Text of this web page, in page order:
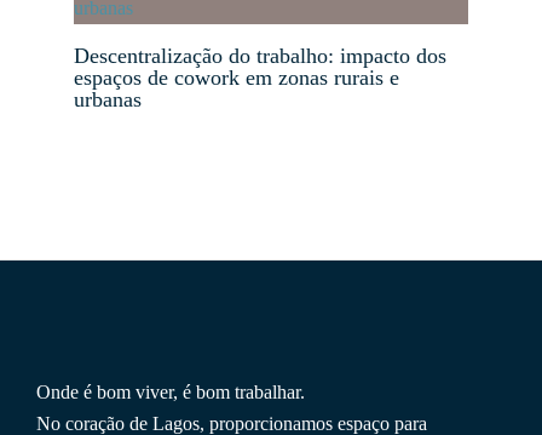
Descentralização do trabalho: impacto dos
espaços de cowork em zonas rurais e
urbanas
Onde é bom viver, é bom trabalhar.
No coração de Lagos, proporcionamos espaço para